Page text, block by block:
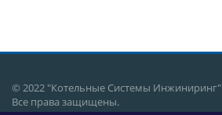
© 2022 "Котельные Системы Инжиниринг"
Все права защищены.